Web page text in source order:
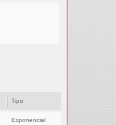
Tipo
Exponencial